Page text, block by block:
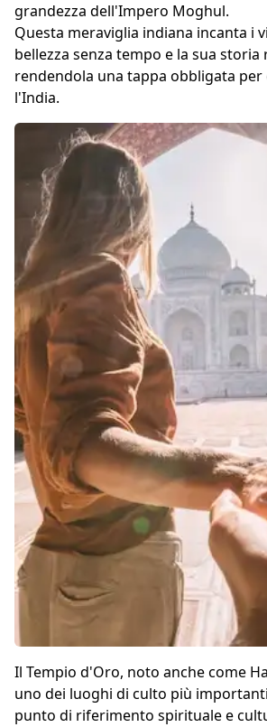
grandezza dell'Impero Moghul.
Questa meraviglia indiana incanta i
bellezza senza tempo e la sua storia
rendendola una tappa obbligata per
l'India.
Il Tempio d'Oro, noto anche come
uno dei luoghi di culto più
punto di riferimento spirituale e